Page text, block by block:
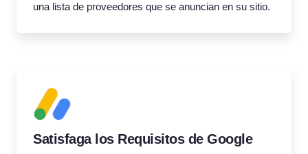
una lista de proveedores que se anuncian en su sitio.
Satisfaga los Requisitos de Google